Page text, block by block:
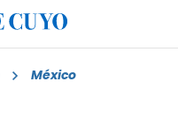
México